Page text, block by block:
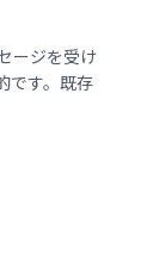
ージを受け
です。既存